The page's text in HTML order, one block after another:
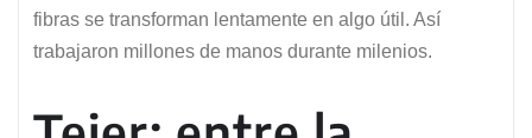
fibras se transforman lentamente en algo útil. Así
trabajaron millones de manos durante milenios.